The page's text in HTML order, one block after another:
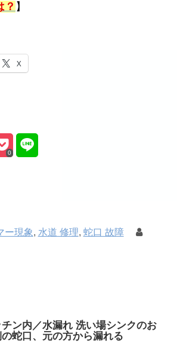
？ 】
X
0
ー現象, 水道 修理, 蛇口 故障
チン内／水漏れ 洗い場シンクのお
蛇口、元の方から漏れる